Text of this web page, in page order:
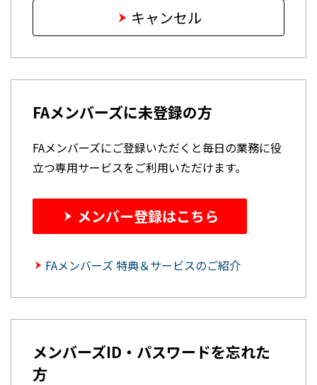
キャンセル
FAメンバーズに未登録の方
FAメンバーズにご登録いただくと毎日の業務に役
立つ専用サービスをご利用いただけます。
メンバー登録はこちら
FAメンバーズ 特典＆サービスのご紹介
メンバーズID・パスワードを忘れた
方